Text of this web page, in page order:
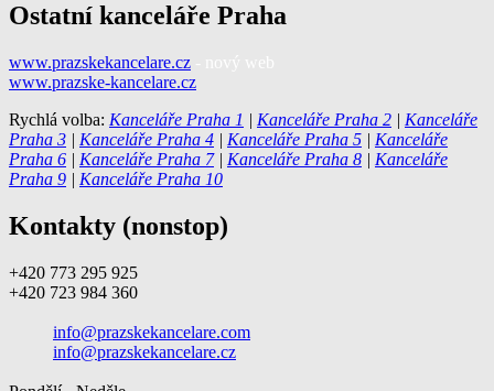
Ostatní kanceláře Praha
www.prazskekancelare.cz
www.prazske-kancelare.cz
Rychlá volba: Kanceláře Praha 1 | Kanceláře Praha 2 | Kanceláře
Praha 3 | Kanceláře Praha 4 | Kanceláře Praha 5 | Kanceláře
Praha 6 | Kanceláře Praha 7| Kanceláře Praha 8 | Kanceláře
Praha 9 | Kanceláře Praha 10
Kontakty (nonstop)
+420 773 295 925
+420 723 984 360
info@prazskekancelare.com
info@prazskekancelare.cz